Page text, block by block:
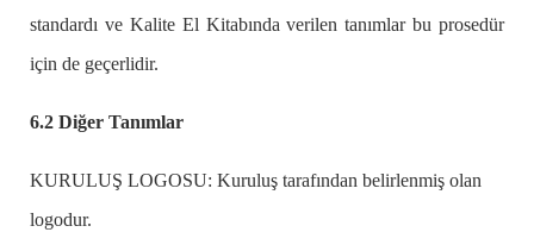
standardı ve Kalite El Kitabında verilen tanımlar bu prosedür
için de geçerlidir.
6.2 Diğer Tanımlar
KURULUŞ LOGOSU: Kuruluş tarafından belirlenmiş olan
logodur.